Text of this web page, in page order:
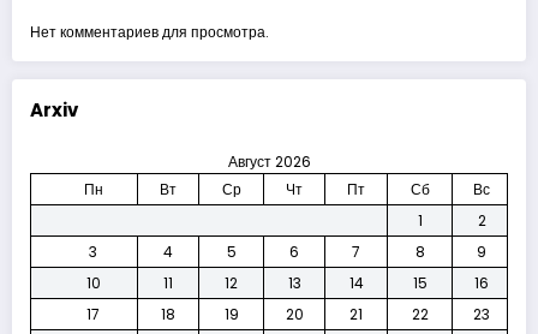
Нет комментариев для просмотра.
Arxiv
Август 2026
Пн
Вт Ср Чт Пт Сб
Вс
1
2
3
4 5 6 7 8
9
10
11 12 13 14 15
16
17
18 19 20 21 22 23